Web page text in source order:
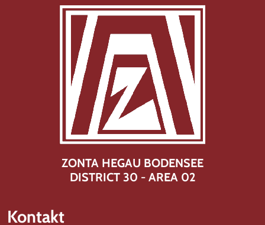
ZONTA HEGAU BODENSEE
DISTRICT 30 - AREA 02
Kontakt